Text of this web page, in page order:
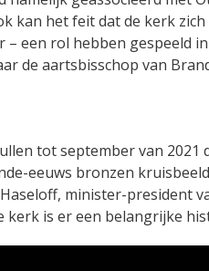
kan het feit dat de kerk
een rol hebben gespeeld
de aartsbisschop van
tot september van 2021
eeuws bronzen
minister-president
is er een belangrijke